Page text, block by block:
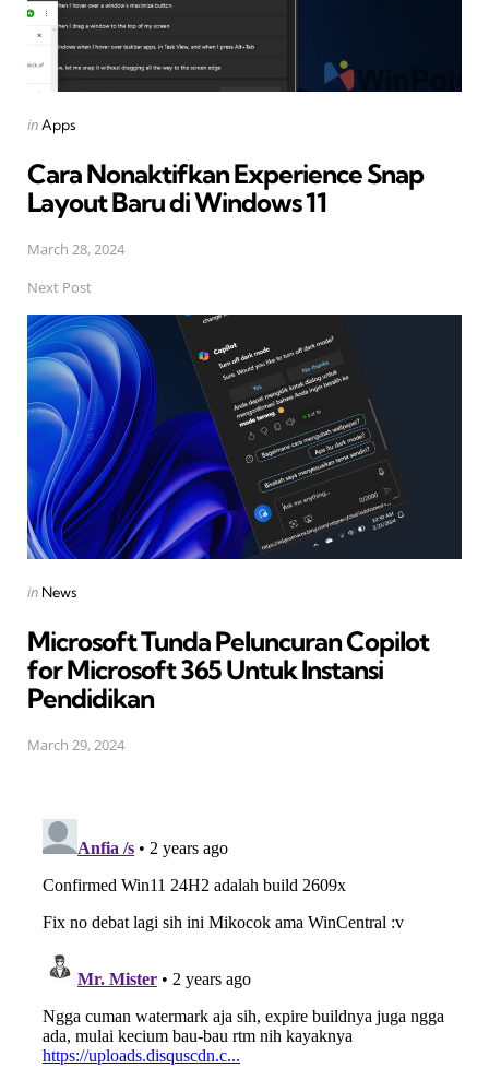
Posted
inApps
Cara Nonaktifkan Experience Snap
Layout Baru di Windows 11
March 28, 2024
Next Post
Posted
in News
Microsoft Tunda Peluncuran Copilot
for Microsoft 365 Untuk Instansi
Pendidikan
March 29, 2024